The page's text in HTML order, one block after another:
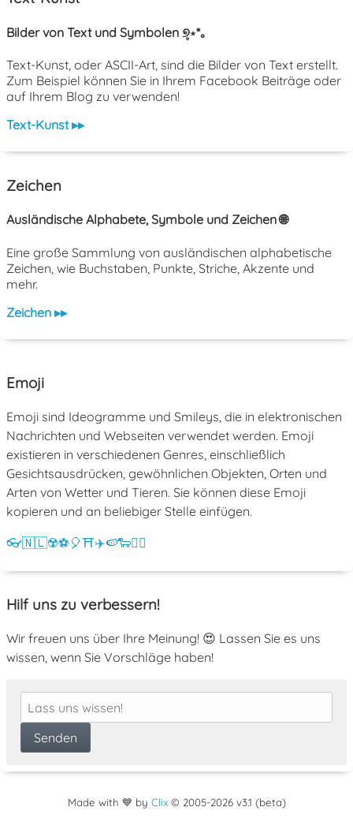
Bilder von Text und Symbolen ୭̥⋆*｡
Text-Kunst, oder ASCII-Art, sind die Bilder von Text erstellt.
Zum Beispiel können Sie in Ihrem Facebook Beiträge oder
auf Ihrem Blog zu verwenden!
Text-Kunst ▸▸
Zeichen
Ausländische Alphabete, Symbole und Zeichen 🌐
Eine große Sammlung von ausländischen alphabetische
Zeichen, wie Buchstaben, Punkte, Striche, Akzente und
mehr.
Zeichen ▸▸
Emoji
Emoji sind Ideogramme und Smileys, die in elektronischen
Nachrichten und Webseiten verwendet werden. Emoji
existieren in verschiedenen Genres, einschließlich
Gesichtsausdrücken, gewöhnlichen Objekten, Orten und
Arten von Wetter und Tieren. Sie können diese Emoji
kopieren und an beliebiger Stelle einfügen.
👓🇳🇱☢️⚽ 🎈⛩️✈️🍉🐑💁‍♀️
Hilf uns zu verbessern!
Wir freuen uns über Ihre Meinung! 😍 Lassen Sie es uns
wissen, wenn Sie Vorschläge haben!
Made with 💙 by Clix© 2005-2026 v3.1 (beta)